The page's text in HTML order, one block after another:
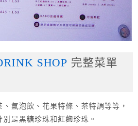
SHOP 完整菜單
氣泡飲、花果特條、茶特調等等，
是黑糖珍珠和紅麴珍珠。